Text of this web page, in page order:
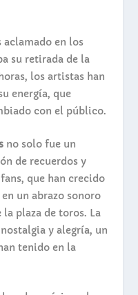
aclamado en los
su retirada de la
los artistas han
energía, que
con el público.
no solo fue un
de recuerdos y
que han crecido
un abrazo sonoro
plaza de toros. La
y alegría, un
tenido en la